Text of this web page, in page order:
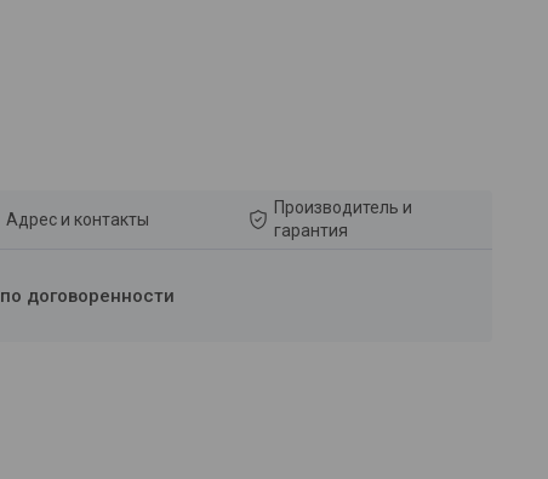
Адрес и контакты
Производитель и
гарантия
по договоренности